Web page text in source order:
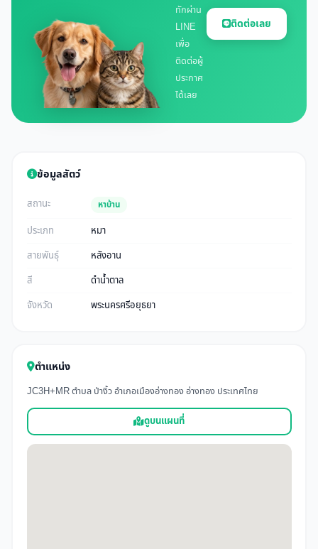
ทักผ่าน
LINE
เพื่อ
ติดต่อผู้
ประกาศ
ได้เลย
ติดต่อเลย
ข้อมูลสัตว์
สถานะ หาบ้าน
ประเภท
หมา
สายพันธุ์
หลังอาน
สี
ดำน้ำตาล
จังหวัด
พระนครศรีอยุธยา
ตำแหน่ง
JC3H+MR ตำบล ป่างิ้ว อำเภอเมืองอ่างทอง อ่างทอง ประเทศไทย
ดูบนแผนที่